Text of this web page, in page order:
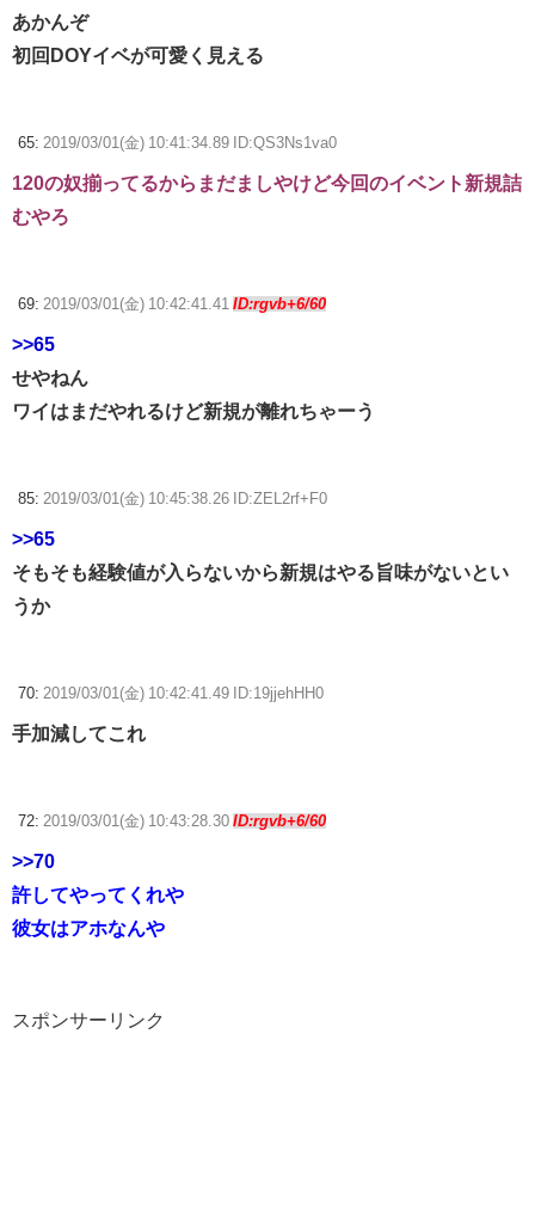
あかんぞ
初回DOYイベが可愛く見える
65: 2019/03/01(金) 10:41:34.89 ID:QS3Ns1va0
120の奴揃ってるからまだましやけど今回のイベント新規詰
むやろ
69: 2019/03/01(金) 10:42:41.41 ID:rgvb+6/60
>>65
せやねん
ワイはまだやれるけど新規が離れちゃーう
85: 2019/03/01(金) 10:45:38.26 ID:ZEL2rf+F0
>>65
そもそも経験値が入らないから新規はやる旨味がないとい
うか
70: 2019/03/01(金) 10:42:41.49 ID:19jjehHH0
手加減してこれ
72: 2019/03/01(金) 10:43:28.30 ID:rgvb+6/60
>>70
許してやってくれや
彼女はアホなんや
スポンサーリンク